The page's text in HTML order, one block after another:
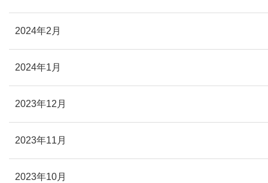
2024年2月
2024年1月
2023年12月
2023年11月
2023年10月